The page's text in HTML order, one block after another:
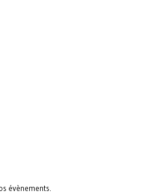
évènements.